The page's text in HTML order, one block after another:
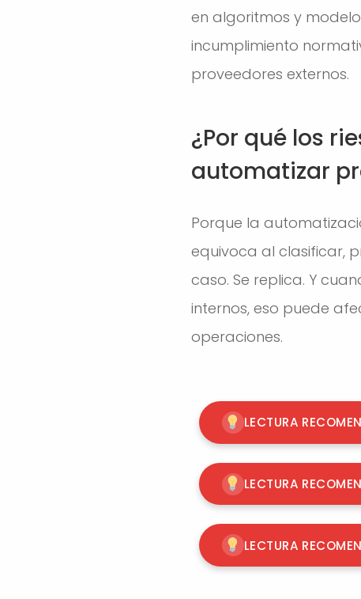
en algoritmos y
incumplimiento
proveedores externos.
¿Por qué los
automatizar
Porque la
equivoca al clasificar,
caso. Se replica. Y
internos, eso puede
operaciones.
LECTURA
LECTURA
LECTURA